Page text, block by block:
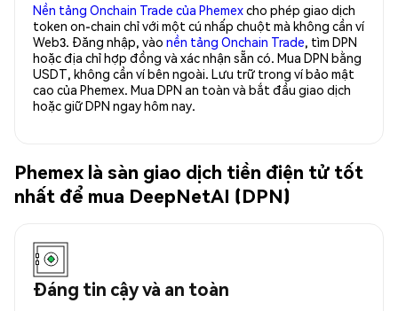
Nền tảng Onchain Trade của Phemexcho phép giao dịch
token on-chain chỉ với một cú nhấp chuột mà không cần ví
Web3. Đăng nhập, vào nền tảng Onchain Trade, tìm DPN
hoặc địa chỉ hợp đồng và xác nhận sẵn có. Mua DPN bằng
USDT, không cần ví bên ngoài. Lưu trữ trong ví bảo mật
cao của Phemex. Mua DPN an toàn và bắt đầu giao dịch
hoặc giữ DPN ngay hôm nay.
Phemex là sàn giao dịch tiền điện tử tốt
nhất để mua DeepNetAI (DPN)
Đáng tin cậy và an toàn